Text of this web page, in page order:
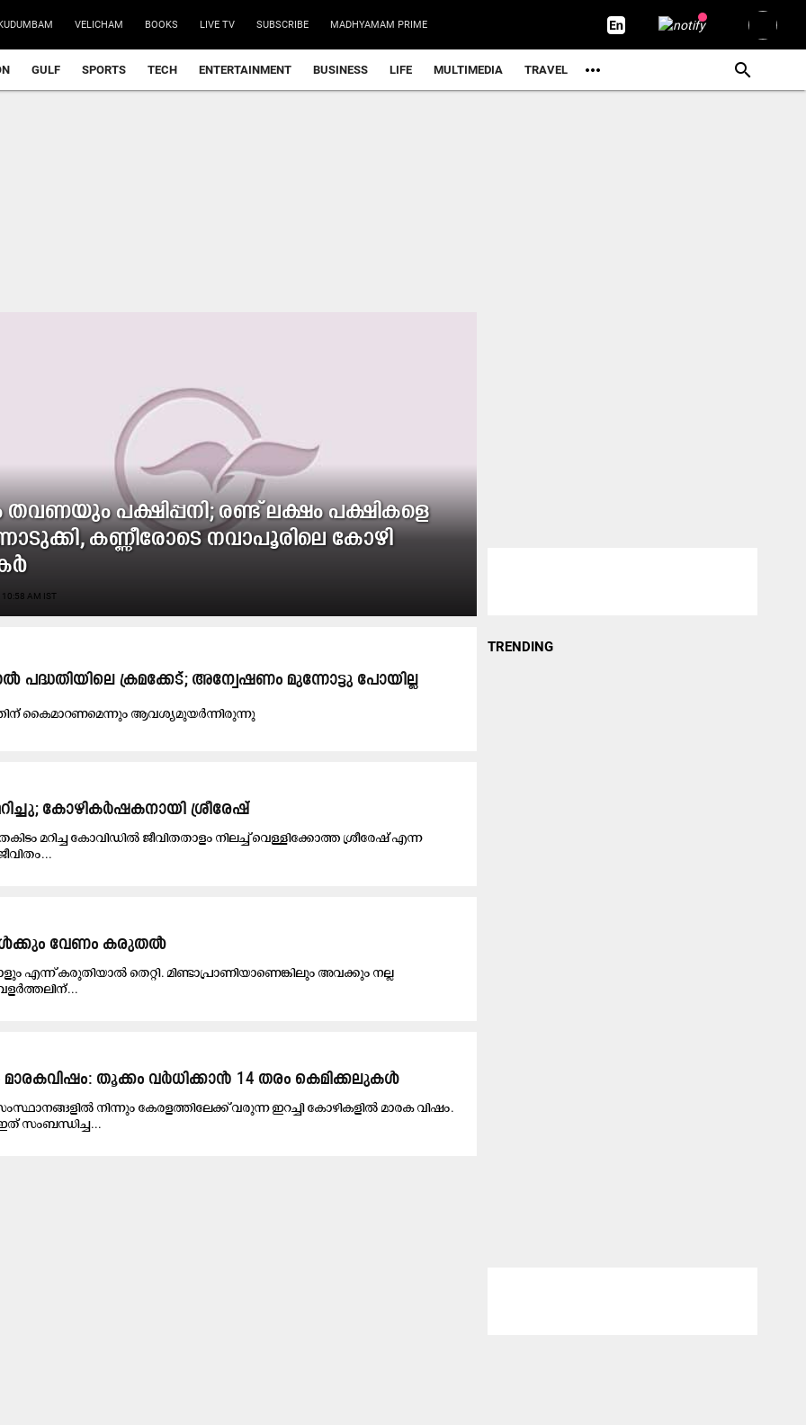
VELICHAM BOOKS LIVE TV SUBSCRIBE MADHYAMAM PRIME
GULF SPORTS TECH ENTERTAINMENT BUSINESS LIFE MULTIMEDIA TRAVEL
തവണയും പക്ഷിപ്പനി; രണ്ട് ലക്ഷം പക്ഷികളെ
കണ്ണീരോടെ നവാപൂരിലെ കോഴി
AM IST
പദ്ധതിയിലെ ക്രമക്കേട്; അന്വേഷണം മുന്നോട്ടു പോയില്ല
കൈമാറണമെന്നും ആവശ്യമുയർന്നിരുന്നു
കോഴികർഷകനായി ശ്രീരേഷ്
മറിച്ച കോവിഡിൽ ജീവിതതാളം നിലച്ച് വെള്ളിക്കോത്ത ശ്രീരേഷ് എന്ന
വേണം കരുതൽ
എന്ന്​ കരുതിയാൽ തെറ്റി. മിണ്ടാപ്രാണിയാണെങ്കിലും അവ​ക്കും നല്ല
മാരകവിഷം: തൂക്കം വര്‍ധിക്കാന്‍ 14 തരം കെമിക്കലുകള്‍
നിന്നും കേരളത്തിലേക്ക് വരുന്ന ഇറച്ചി കോഴികളിൽ മാരക വിഷം.
സംബന്ധിച്ച...
TRENDING